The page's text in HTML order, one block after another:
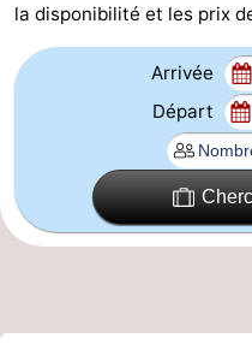
Tram
du
Adresses
Médicales
Région
Occidentale
Bruges
-
la disponibilité et les prix
Arrivée
Départ